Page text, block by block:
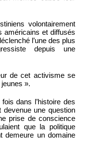
volontairement
américains et diffusés
l’une des plus
depuis une
de cet activisme se
».
dans l’histoire des
une question
prise de conscience
que la politique
demeure un domaine